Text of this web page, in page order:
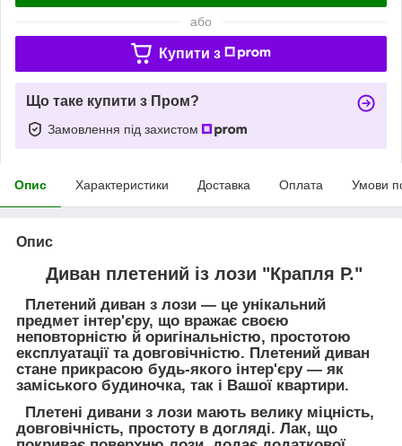
або
Купити з
Що таке купити з Пром?
Замовлення під захистом
Опис Характеристики Доставка Оплата Умови
Опис
Диван плетений із лози "Крапля Р."
Плетений диван з лози — це унікальний
предмет інтер'єру, що вражає своєю
неповторністю й оригінальністю, простотою
експлуатації та довговічністю. Плетений диван
стане прикрасою будь-якого інтер'єру — як
заміського будиночка, так і Вашої квартири.
Плетені дивани з лози мають велику міцність,
довговічність, простоту в догляді. Лак, що